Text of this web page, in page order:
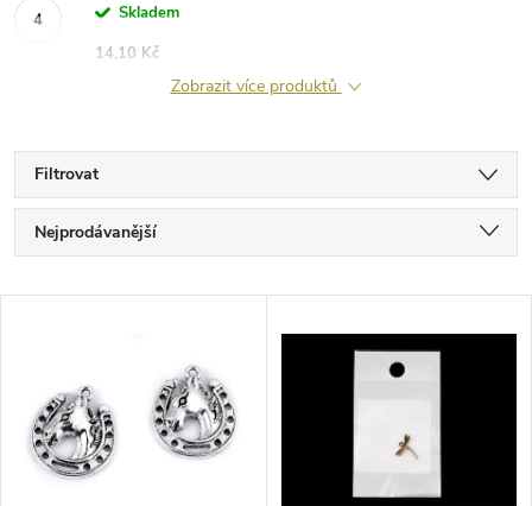
Skladem
14,10 Kč
Zobrazit více produktů
Filtrovat
Ř
a
e
n
Nejprodávanější
p